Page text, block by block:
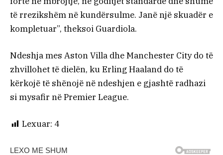
të rrezikshëm në kundërsulme. Janë një skuadër e
kompletuar”, theksoi Guardiola.
Ndeshja mes Aston Villa dhe Manchester City do të
zhvillohet të dielën, ku Erling Haaland do të
kërkojë të shënojë në ndeshjen e gjashtë radhazi
si mysafir në Premier League.
Lexuar: 4